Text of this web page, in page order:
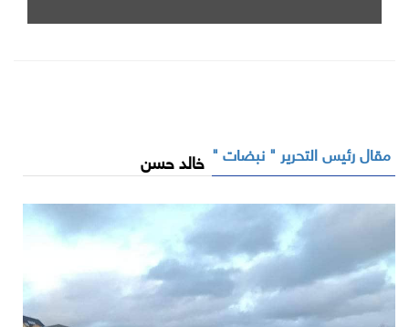
مقال رئيس التحرير " نبضات " خالد حسن